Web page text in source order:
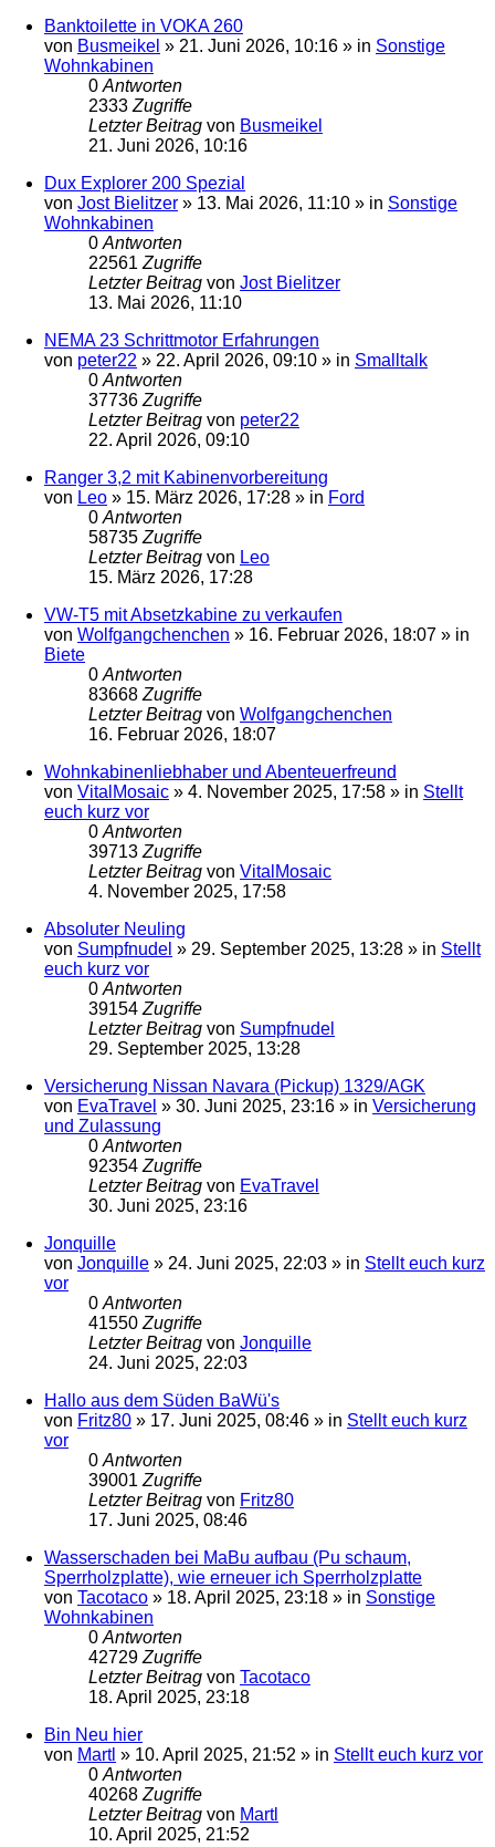
Banktoilette in VOKA 260
von Busmeikel » 21. Juni 2026, 10:16 » in Sonstige
Wohnkabinen
0 Antworten
2333 Zugriffe
Letzter Beitrag von Busmeikel
21. Juni 2026, 10:16
Dux Explorer 200 Spezial
von Jost Bielitzer » 13. Mai 2026, 11:10 » in Sonstige
Wohnkabinen
0 Antworten
22561 Zugriffe
Letzter Beitrag von Jost Bielitzer
13. Mai 2026, 11:10
NEMA 23 Schrittmotor Erfahrungen
von peter22 » 22. April 2026, 09:10 » in Smalltalk
0 Antworten
37736 Zugriffe
Letzter Beitrag von peter22
22. April 2026, 09:10
Ranger 3,2 mit Kabinenvorbereitung
von Leo » 15. März 2026, 17:28 » in Ford
0 Antworten
58735 Zugriffe
Letzter Beitrag von Leo
15. März 2026, 17:28
VW-T5 mit Absetzkabine zu verkaufen
von Wolfgangchenchen » 16. Februar 2026, 18:07 » in
Biete
0 Antworten
83668 Zugriffe
Letzter Beitrag von Wolfgangchenchen
16. Februar 2026, 18:07
Wohnkabinenliebhaber und Abenteuerfreund
von VitalMosaic » 4. November 2025, 17:58 » in Stellt
euch kurz vor
0 Antworten
39713 Zugriffe
Letzter Beitrag von VitalMosaic
4. November 2025, 17:58
Absoluter Neuling
von Sumpfnudel » 29. September 2025, 13:28 » in Stellt
euch kurz vor
0 Antworten
39154 Zugriffe
Letzter Beitrag von Sumpfnudel
29. September 2025, 13:28
Versicherung Nissan Navara (Pickup) 1329/AGK
von EvaTravel » 30. Juni 2025, 23:16 » in Versicherung
und Zulassung
0 Antworten
92354 Zugriffe
Letzter Beitrag von EvaTravel
30. Juni 2025, 23:16
Jonquille
von Jonquille » 24. Juni 2025, 22:03 » in Stellt euch kurz
vor
0 Antworten
41550 Zugriffe
Letzter Beitrag von Jonquille
24. Juni 2025, 22:03
Hallo aus dem Süden BaWü's
von Fritz80 » 17. Juni 2025, 08:46 » in Stellt euch kurz
vor
0 Antworten
39001 Zugriffe
Letzter Beitrag von Fritz80
17. Juni 2025, 08:46
Wasserschaden bei MaBu aufbau (Pu schaum,
Sperrholzplatte), wie erneuer ich Sperrholzplatte
von Tacotaco » 18. April 2025, 23:18 » in Sonstige
Wohnkabinen
0 Antworten
42729 Zugriffe
Letzter Beitrag von Tacotaco
18. April 2025, 23:18
Bin Neu hier
von Martl » 10. April 2025, 21:52 » in Stellt euch kurz vor
0 Antworten
40268 Zugriffe
Letzter Beitrag von Martl
10. April 2025, 21:52